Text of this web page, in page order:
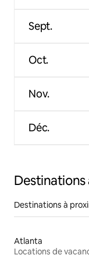
Sept.
Oct.
Nov.
Déc.
Destinations à
Atlanta
Locations de